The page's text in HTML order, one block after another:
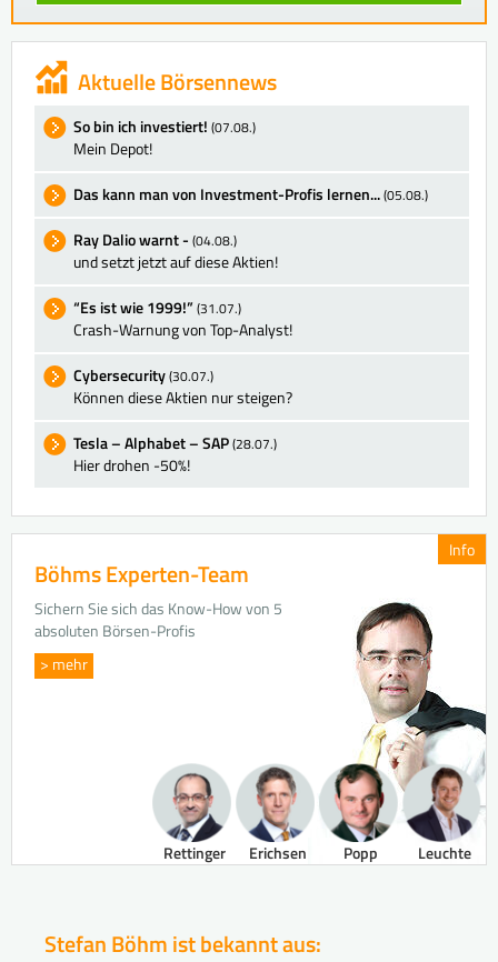
Aktuelle Börsennews
So bin ich investiert! (07.08.)
Mein Depot!
Das kann man von Investment-Profis lernen...(05.08.)
Ray Dalio warnt - (04.08.)
und setzt jetzt auf diese Aktien!
“Es ist wie 1999!”(31.07.)
Crash-Warnung von Top-Analyst!
Cybersecurity(30.07.)
Können diese Aktien nur steigen?
Tesla – Alphabet – SAP(28.07.)
Hier drohen -50%!
Rettinger Erichsen Popp Leuchte
Info
Böhms Experten-Team
Sichern Sie sich das Know-How von 5
absoluten Börsen-Profis
> mehr
Stefan Böhm ist bekannt aus: